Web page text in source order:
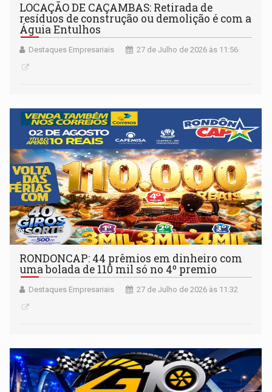
LOCAÇÃO DE CAÇAMBAS: Retirada de
resíduos de construção ou demolição é com a
Águia Entulhos
Destaques Empresariais 27 de Julho de 2026 às 11:56
RONDONCAP: 44 prêmios em dinheiro com
uma bolada de 110 mil só no 4º premio
Destaques Empresariais 27 de Julho de 2026 às 11:32